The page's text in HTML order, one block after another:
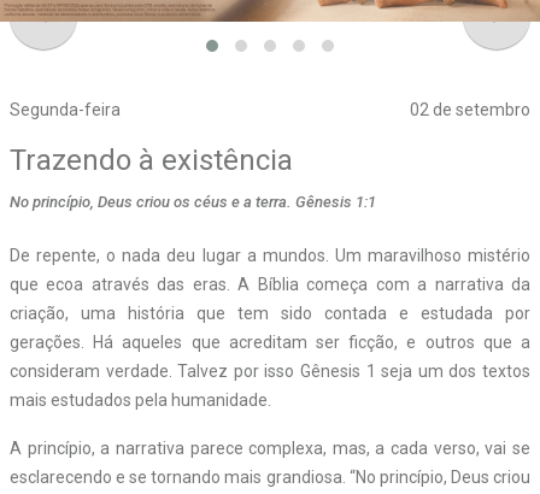
Segunda-feira 02 de setembro
navigate_before
Trazendo à existência
No princípio, Deus criou os céus e a terra. Gênesis 1:1
De repente, o nada deu lugar a mundos. Um maravilhoso mistério
que ecoa através das eras. A Bíblia começa com a narrativa da
criação, uma história que tem sido contada e estudada por
gerações. Há aqueles que acreditam ser ficção, e outros que a
consideram verdade. Talvez por isso Gênesis 1 seja um dos textos
mais estudados pela humanidade.
A princípio, a narrativa parece complexa, mas, a cada verso, vai se
esclarecendo e se tornando mais grandiosa. “No princípio, Deus criou
navigate_next